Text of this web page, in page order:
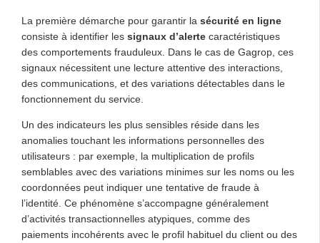
La première démarche pour garantir la sécurité en ligne
consiste à identifier les signaux d’alerte caractéristiques
des comportements frauduleux. Dans le cas de Gagrop, ces
signaux nécessitent une lecture attentive des interactions,
des communications, et des variations détectables dans le
fonctionnement du service.
Un des indicateurs les plus sensibles réside dans les
anomalies touchant les informations personnelles des
utilisateurs : par exemple, la multiplication de profils
semblables avec des variations minimes sur les noms ou les
coordonnées peut indiquer une tentative de fraude à
l’identité. Ce phénomène s’accompagne généralement
d’activités transactionnelles atypiques, comme des
paiements incohérents avec le profil habituel du client ou des